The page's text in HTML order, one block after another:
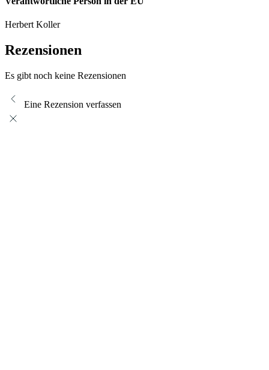
Herbert Koller
Rezensionen
Es gibt noch keine Rezensionen
Eine Rezension verfassen